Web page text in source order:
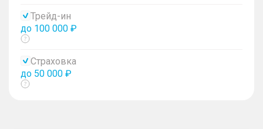
Трейд-ин
до 100 000 ₽
Показать
Страховка
до 50 000 ₽
Показать